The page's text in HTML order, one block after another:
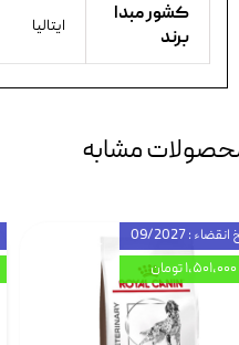
کشور مبدا
برند
ایتالیا
مشابه
: 09/2027
۱,۵۰۱,۰۰۰ تومان